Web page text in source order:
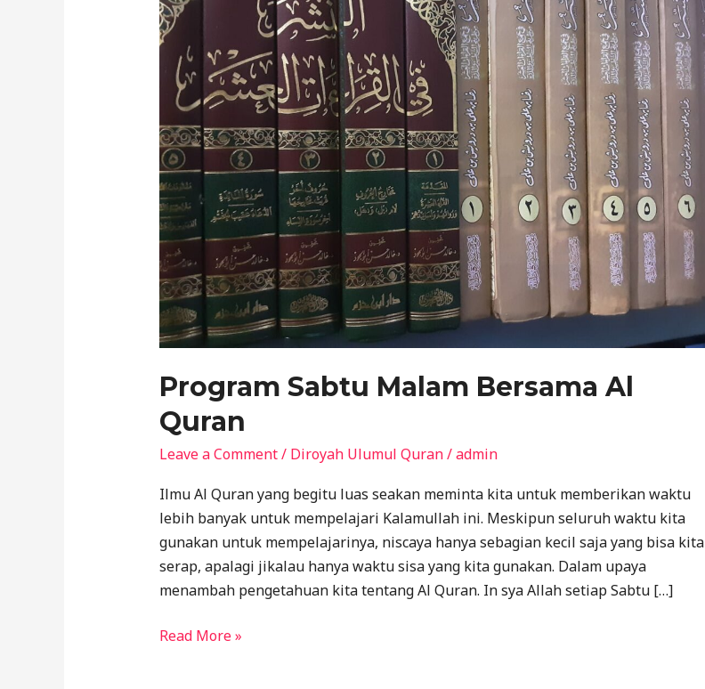
Program Sabtu Malam Bersama Al
Quran
Leave a Comment/ Diroyah Ulumul Quran/admin
Ilmu Al Quran yang begitu luas seakan meminta kita untuk memberikan waktu
lebih banyak untuk mempelajari Kalamullah ini. Meskipun seluruh waktu kita
gunakan untuk mempelajarinya, niscaya hanya sebagian kecil saja yang bisa kita
serap, apalagi jikalau hanya waktu sisa yang kita gunakan. Dalam upaya
menambah pengetahuan kita tentang Al Quran. In sya Allah setiap Sabtu […]
Bersama
Al
Quran
Read More »